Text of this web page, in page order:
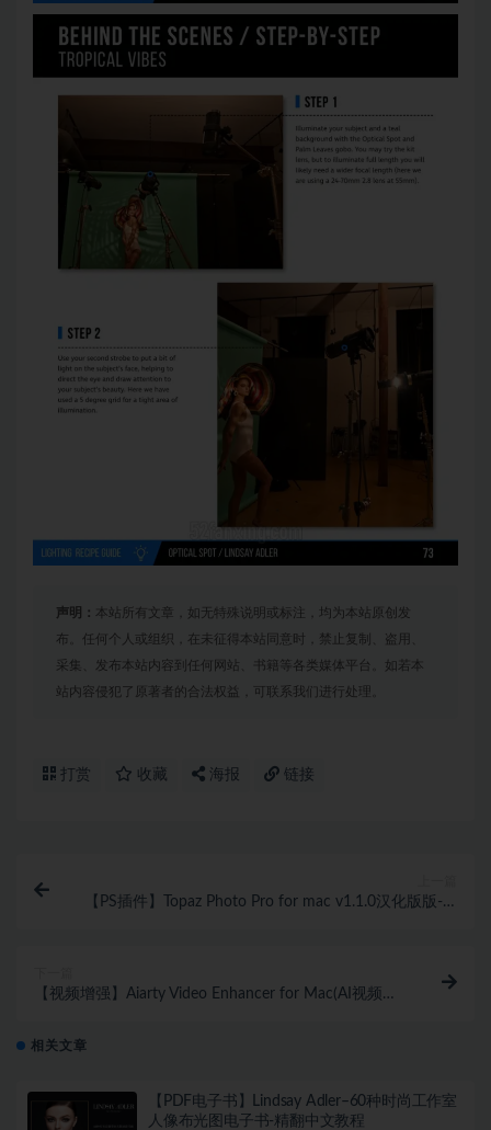
声明： 本站所有文章，如无特殊说明或标注，均为本站原创发
布。任何个人或组织，在未征得本站同意时，禁止复制、盗用、
采集、发布本站内容到任何网站、书籍等各类媒体平台。如若本
站内容侵犯了原著者的合法权益，可联系我们进行处理。
打赏 收藏 海报 链接
【PS插件】Topaz Photo Pro for mac v1.1.0汉化版版-AI
【视频增强】Aiarty Video Enhancer for Mac(AI视频降
相关文章
【PDF电子书】Lindsay Adler–60种时尚工作室
人像布光图电子书-精翻中文教程